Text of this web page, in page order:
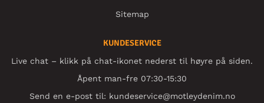
Sitemap
KUNDESERVICE
Live chat – klikk på chat-ikonet nederst til høyre på siden.
Åpent man-fre 07:30-15:30
Send en e-post til: kundeservice@motleydenim.no